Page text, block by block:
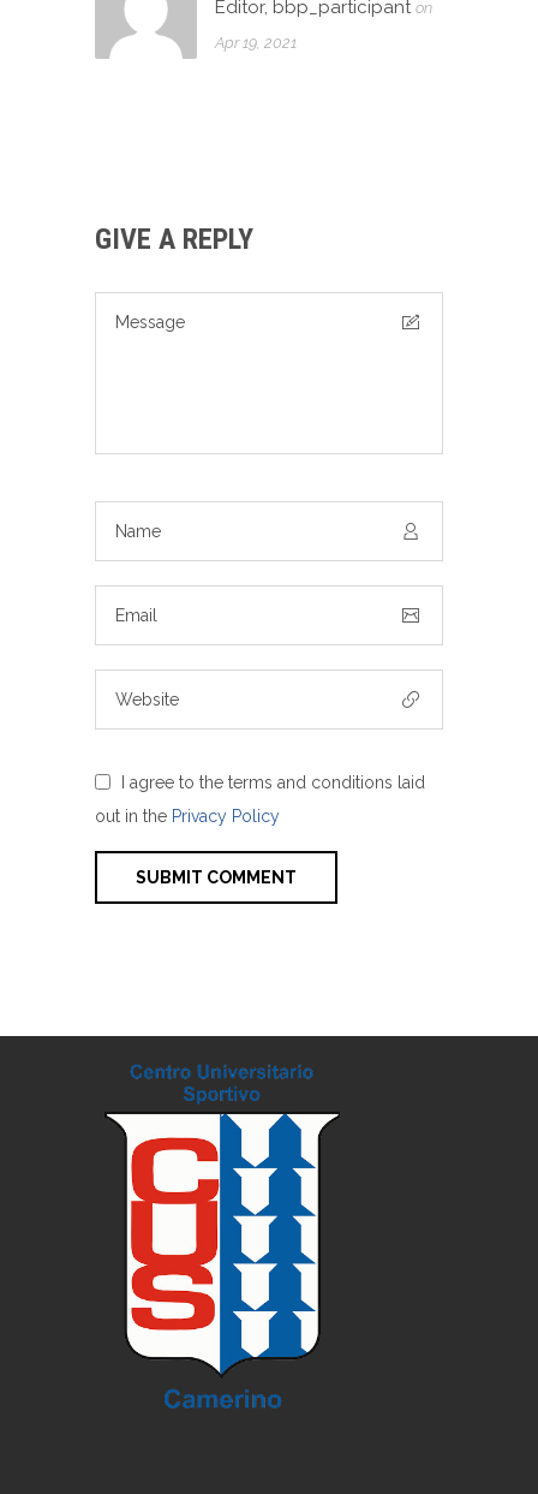
Editor, bbp_participant on
Apr 19, 2021
GIVE A REPLY
I agree to the terms and conditions laid
out in the Privacy Policy